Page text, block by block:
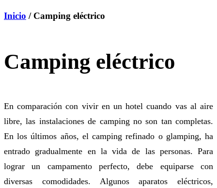
Inicio / Camping eléctrico
Camping eléctrico
En comparación con vivir en un hotel cuando vas al aire
libre, las instalaciones de camping no son tan completas.
En los últimos años, el camping refinado o glamping, ha
entrado gradualmente en la vida de las personas. Para
lograr un campamento perfecto, debe equiparse con
diversas comodidades. Algunos aparatos eléctricos,